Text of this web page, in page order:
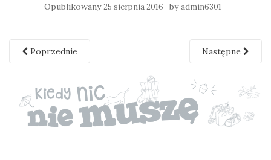
Opublikowany25 sierpnia 2016 byadmin6301
Poprzednie Następne